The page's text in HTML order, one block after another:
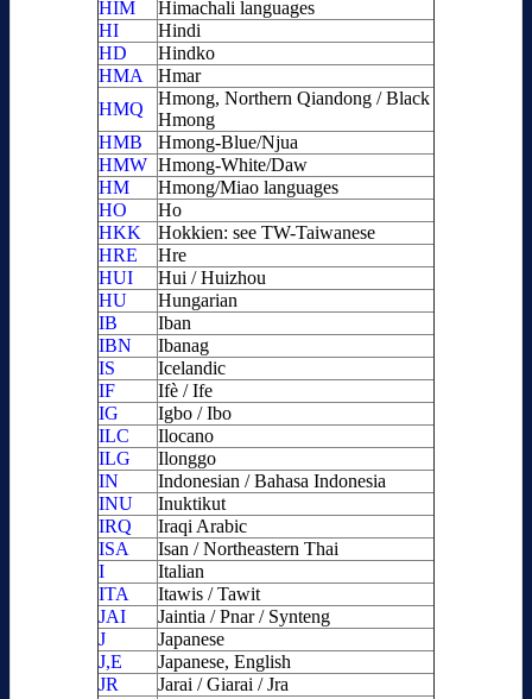
HIM
Himachali languages
HI
Hindi
HD
Hindko
HMA
Hmar
HMQ
Hmong, Northern Qiandong / Black
Hmong
HMB
Hmong-Blue/Njua
HMW Hmong-White/Daw
HM
Hmong/Miao languages
HO
Ho
HKK
Hokkien: see TW-Taiwanese
HRE
Hre
HUI
Hui / Huizhou
HU
Hungarian
IB
Iban
IBN
Ibanag
IS
Icelandic
IF
Ifè / Ife
IG
Igbo / Ibo
ILC
Ilocano
ILG
Ilonggo
IN
Indonesian / Bahasa Indonesia
INU
Inuktikut
IRQ
Iraqi Arabic
ISA
Isan / Northeastern Thai
I
Italian
ITA
Itawis / Tawit
JAI
Jaintia / Pnar / Synteng
J
Japanese
J,E
Japanese, English
JR
Jarai / Giarai / Jra